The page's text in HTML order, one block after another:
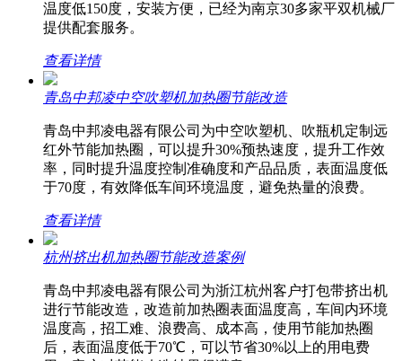
温度低150度，安装方便，已经为南京30多家平双机械厂
提供配套服务。
查看详情
青岛中邦凌中空吹塑机加热圈节能改造
青岛中邦凌电器有限公司为中空吹塑机、吹瓶机定制远
红外节能加热圈，可以提升30%预热速度，提升工作效
率，同时提升温度控制准确度和产品品质，表面温度低
于70度，有效降低车间环境温度，避免热量的浪费。
查看详情
杭州挤出机加热圈节能改造案例
青岛中邦凌电器有限公司为浙江杭州客户打包带挤出机
进行节能改造，改造前加热圈表面温度高，车间内环境
温度高，招工难、浪费高、成本高，使用节能加热圈
后，表面温度低于70℃，可以节省30%以上的用电费